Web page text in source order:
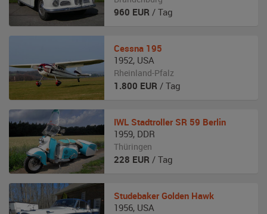
960 EUR / Tag
Cessna 195
1952, USA
Rheinland-Pfalz
1.800 EUR / Tag
IWL Stadtroller SR 59 Berlin
1959, DDR
Thüringen
228 EUR / Tag
Studebaker Golden Hawk
1956, USA